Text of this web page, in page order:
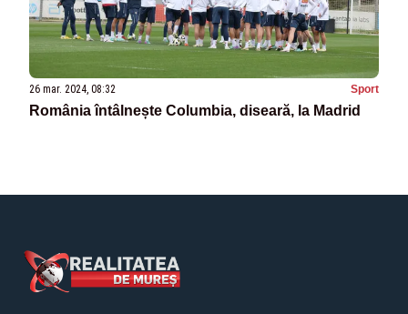
26 mar. 2024, 08:32 Sport
România întâlnește Columbia, diseară, la Madrid